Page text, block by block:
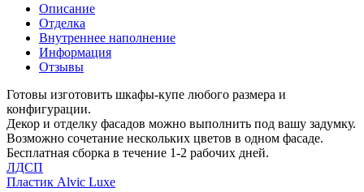
Описание
Отделка
Внутреннее наполнение
Информация
Отзывы
Готовы изготовить шкафы-купе любого размера и
конфигурации.
Декор и отделку фасадов можно выполнить под вашу задумку.
Возможно сочетание нескольких цветов в одном фасаде.
Бесплатная сборка в течение 1-2 рабочих дней.
ЛДСП
Пластик Alvic Luxe